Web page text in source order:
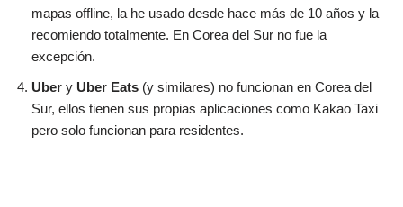
mapas offline, la he usado desde hace más de 10 años y la
recomiendo totalmente. En Corea del Sur no fue la
excepción.
Uber y Uber Eats (y similares) no funcionan en Corea del
Sur, ellos tienen sus propias aplicaciones como Kakao Taxi
pero solo funcionan para residentes.